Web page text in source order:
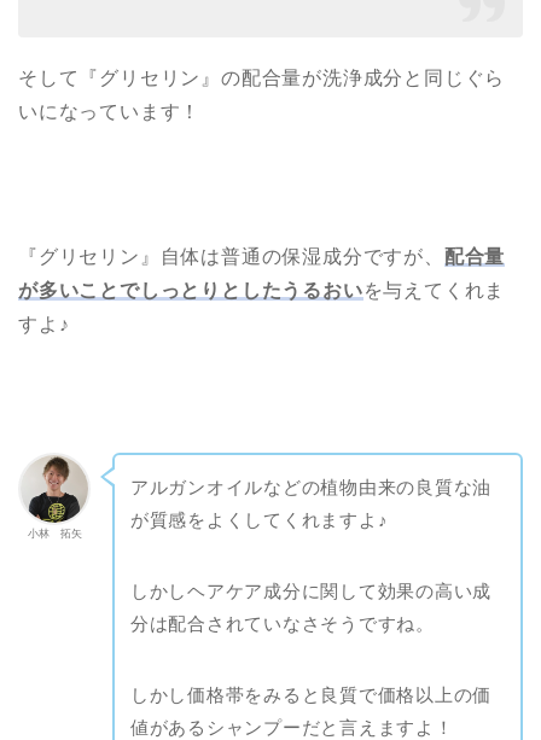
そして『グリセリン』の配合量が洗浄成分と同じぐら
いになっています！
『グリセリン』自体は普通の保湿成分ですが、 配合量
が多いことでしっとりとしたうるおいを与えてくれま
すよ♪
小林 拓矢
アルガンオイルなどの植物由来の良質な油
が質感をよくしてくれますよ♪
しかしヘアケア成分に関して効果の高い成
分は配合されていなさそうですね。
しかし価格帯をみると良質で価格以上の価
値があるシャンプーだと言えますよ！